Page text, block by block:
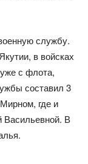
службу.
в войсках
с флота,
составил 3
где и
В